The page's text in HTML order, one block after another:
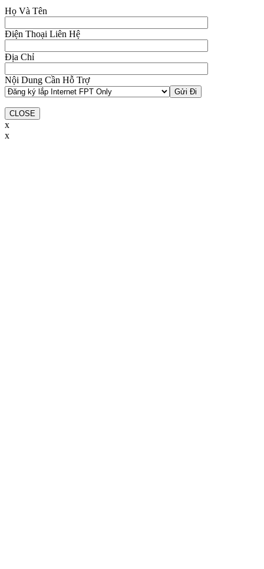
Họ Và Tên
Điện Thoại Liên Hệ
Địa Chỉ
Nội Dung Cần Hỗ Trợ
CLOSE
x
x